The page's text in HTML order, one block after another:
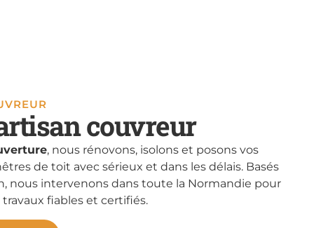
couvreur
, nous rénovons, isolons et posons vos
de toit avec sérieux et dans les délais. Basés
nous intervenons dans toute la Normandie pour
fiables et certifiés.